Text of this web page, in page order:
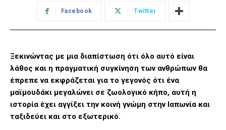
Facebook Twitter
Ξεκινώντας με μια διαπίστωση ότι όλο αυτό είναι
λάθος και η πραγματική συγκίνηση των ανθρώπων θα
έπρεπε να εκφράζεται για το γεγονός ότι ένα
μαϊμουδάκι μεγαλώνει σε ζωολογικό κήπο, αυτή η
ιστορία έχει αγγίξει την κοινή γνώμη στην Ιαπωνία και
ταξιδεύει και στο εξωτερικό.